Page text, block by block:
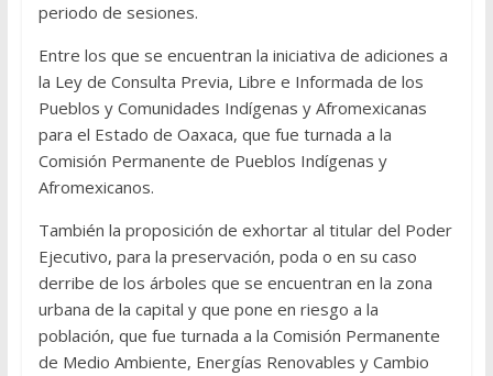
periodo de sesiones.
Entre los que se encuentran la iniciativa de adiciones a
la Ley de Consulta Previa, Libre e Informada de los
Pueblos y Comunidades Indígenas y Afromexicanas
para el Estado de Oaxaca, que fue turnada a la
Comisión Permanente de Pueblos Indígenas y
Afromexicanos.
También la proposición de exhortar al titular del Poder
Ejecutivo, para la preservación, poda o en su caso
derribe de los árboles que se encuentran en la zona
urbana de la capital y que pone en riesgo a la
población, que fue turnada a la Comisión Permanente
de Medio Ambiente, Energías Renovables y Cambio